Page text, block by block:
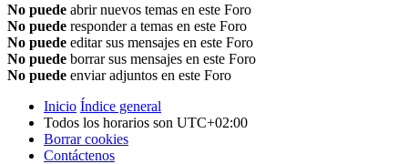
No puede abrir nuevos temas en este Foro
No puede responder a temas en este Foro
No puede editar sus mensajes en este Foro
No puede borrar sus mensajes en este Foro
No puede enviar adjuntos en este Foro
Inicio Índice general
Todos los horarios son UTC+02:00
Borrar cookies
Contáctenos